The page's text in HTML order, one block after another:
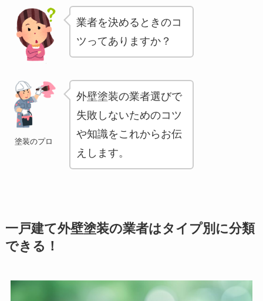
業者を決めるときのコ
ツってありますか？
塗装のプロ
外壁塗装の業者選びで
失敗しないためのコツ
や知識をこれからお伝
えします。
一戸建て外壁塗装の業者はタイプ別に分類
できる！